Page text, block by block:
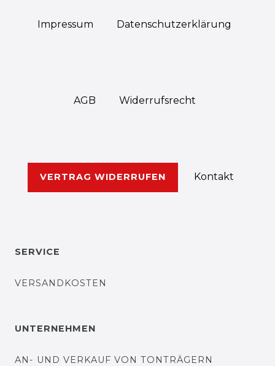
Impressum Daten­schutz­erklärung
AGB Widerrufs­recht
VERTRAG WIDERRUFEN Kontakt
SERVICE
VERSANDKOSTEN
UNTERNEHMEN
AN- UND VERKAUF VON TONTRÄGERN